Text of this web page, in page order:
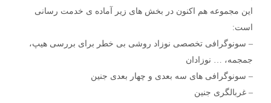
این مجموعه هم اکنون در بخش های زیر آماده ی خدمت رسانی
است:
– سونوگرافی تخصصی نوزاد روشی بی خطر برای بررسی هیپ،
جمجمه، … نوزادان
– سونوگرافی های سه بعدی و چهار بعدی جنین
– غربالگری جنین